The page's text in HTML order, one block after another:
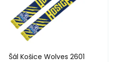
Šál Košice Wolves 2601